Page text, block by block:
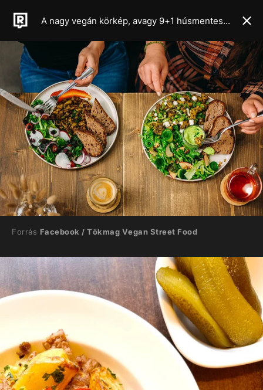
A nagy vegán körkép, avagy 9+1 húsmentes kajálda Budapesten a Veganuár margójára
Forrás Facebook / Tökmag Vegan Street Food